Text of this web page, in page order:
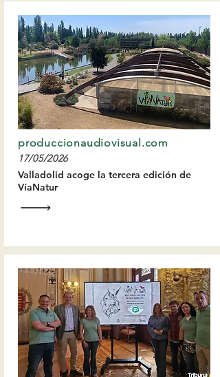
produccionaudiovisual.com
17/05/2026
Valladolid acoge la tercera edición de
VíaNatur